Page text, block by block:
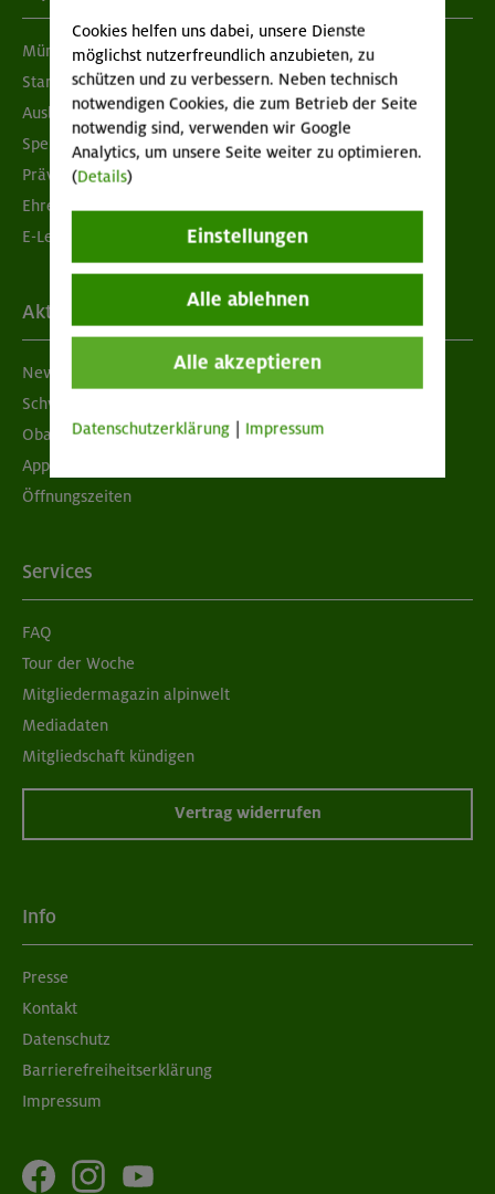
München & Oberland
Standorte
Ausbildung & Jobs
Spenden
Prävention sexualisierter Gewalt
Ehrenamtsbörse
E-Learning
Aktuelles
Newsletter
Schwarzes Brett
Obacht geben!
App "Mein DAV+"
Öffnungszeiten
Services
FAQ
Tour der Woche
Mitgliedermagazin alpinwelt
Mediadaten
Mitgliedschaft kündigen
Vertrag widerrufen
Info
Presse
Kontakt
Datenschutz
Barrierefreiheitserklärung
Impressum
Cookies helfen uns dabei, unsere Dienste
möglichst nutzerfreundlich anzubieten, zu
schützen und zu verbessern. Neben technisch
notwendigen Cookies, die zum Betrieb der Seite
notwendig sind, verwenden wir Google
Analytics, um unsere Seite weiter zu optimieren.
(Details)
Einstellungen
Alle ablehnen
Alle akzeptieren
Datenschutzerklärung Impressum